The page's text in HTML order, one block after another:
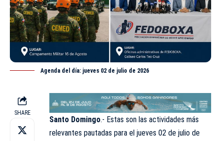
Agenda del día: jueves 02 de julio de 2026
SHARE
Santo Domingo.- Estas son las actividades más
relevantes pautadas para el jueves 02 de julio de